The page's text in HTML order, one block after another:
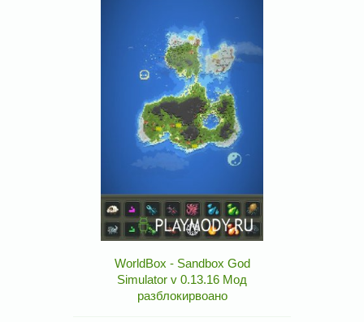
WorldBox - Sandbox God
Simulator v 0.13.16 Мод
разблокирвоано